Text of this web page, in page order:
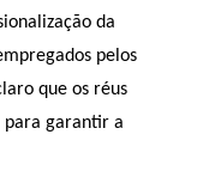
da
pelos
que os réus
para garantir a